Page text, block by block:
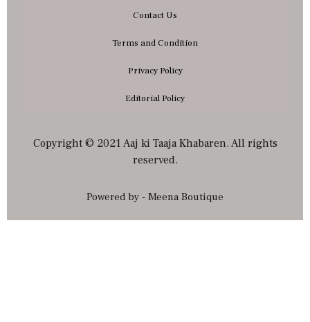
Contact Us
Terms and Condition
Privacy Policy
Editorial Policy
Copyright © 2021 Aaj ki Taaja Khabaren. All rights
reserved.
Powered by - Meena Boutique